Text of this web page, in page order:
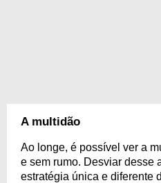
A multidão
Ao longe, é possível ver a
e sem rumo. Desviar desse
estratégia única e diferente